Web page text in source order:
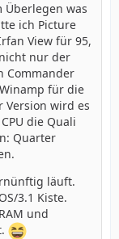
Überlegen was
ich Picture
View für 95,
nur der
Commander
für die
Version wird es
die Quali
Quarter
läuft.
3.1 Kiste.
und